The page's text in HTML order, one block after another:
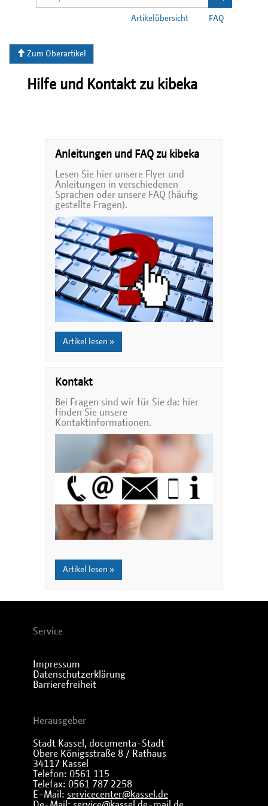
FAQ
Artikelübersicht
Zum Oberartikel
Hilfe und Kontakt zu kibeka
Anleitungen und FAQ zu kibeka
Lesen Sie hier unsere Flyer und
Anleitungen in verschiedenen
Sprachen oder unsere FAQ (häufig
gestellte Fragen).
Artikel lesen »
Kontakt
Bei Fragen sind wir für Sie da: hier
finden Sie unsere
Kontaktinformationen.
Artikel lesen »
Service
Impressum
Datenschutzerklärung
Barrierefreiheit
Herausgeber
Stadt Kassel, documenta-Stadt
Obere Königsstraße 8 / Rathaus
34117 Kassel
Telefon: 0561 115
Telefax: 0561 787 2258
E-Mail: servicecenter@kassel.de